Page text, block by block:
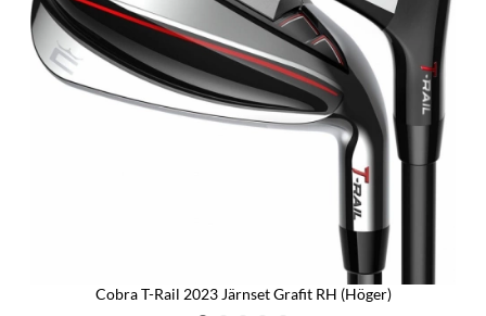
Cobra T-Rail 2023 Järnset Grafit RH (Höger)